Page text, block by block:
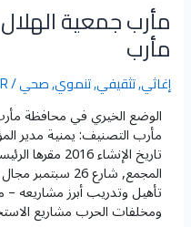
مأرب جمعية
مأرب
إغاثي,تثقيفي,تنموي,صحي/
الوضع الخيري في محافظة
مأرب التصنيف: يمنية مدير
تاريخ الإنشاء
المجمع, شارع
تأهيل وتدريب أبرز مشاريعه
ومخلفات الحرب مشاريع
مأرب
جمعية
الهلال
الأحمر
اليمني
–
فرع
مأرب